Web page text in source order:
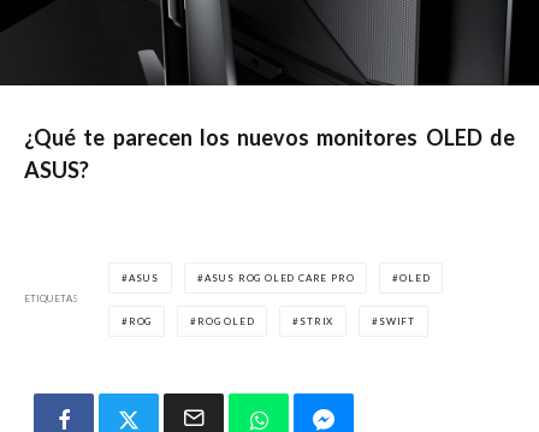
¿Qué te parecen los nuevos monitores OLED de
ASUS?
ETIQUETAS
ASUS ASUS ROG OLED CARE PRO OLED
ROG ROG OLED STRIX SWIFT